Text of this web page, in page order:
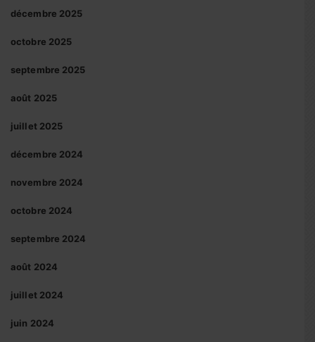
décembre 2025
octobre 2025
septembre 2025
août 2025
juillet 2025
décembre 2024
novembre 2024
octobre 2024
septembre 2024
août 2024
juillet 2024
juin 2024